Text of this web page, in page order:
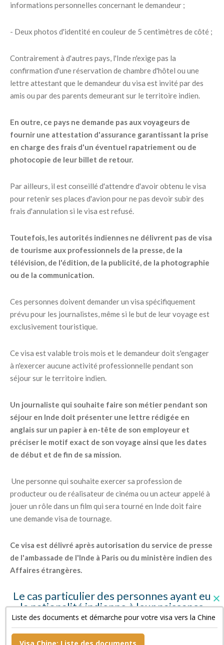
informations personnelles concernant le demandeur ;
- Deux photos d'identité en couleur de 5 centimètres de côté ;
Contrairement à d'autres pays, l'Inde n'exige pas la
confirmation d'une réservation de chambre d'hôtel ou une
lettre attestant que le demandeur du visa est invité par des
amis ou par des parents demeurant sur le territoire indien.
En outre, ce pays ne demande pas aux voyageurs de
fournir une attestation d'assurance garantissant la prise
en charge des frais d'un éventuel rapatriement ou de
photocopie de leur billet de retour.
Par ailleurs, il est conseillé d'attendre d'avoir obtenu le visa
pour retenir ses places d'avion pour ne pas devoir subir des
frais d'annulation si le visa est refusé.
Toutefois, les autorités indiennes ne délivrent pas de visa
de tourisme aux professionnels de la presse, de la
télévision, de l'édition, de la publicité, de la photographie
ou de la communication.
Ces personnes doivent demander un visa spécifiquement
prévu pour les journalistes, même si le but de leur voyage est
exclusivement touristique.
Ce visa est valable trois mois et le demandeur doit s'engager
à n'exercer aucune activité professionnelle pendant son
séjour sur le territoire indien.
Un journaliste qui souhaite faire son métier pendant son
séjour en Inde doit présenter une lettre rédigée en
anglais sur un papier à en-tête de son employeur et
préciser le motif exact de son voyage ainsi que les dates
de début et de fin de sa mission.
Une personne qui souhaite exercer sa profession de
producteur ou de réalisateur de cinéma ou un acteur appelé à
jouer un rôle dans un film qui sera tourné en Inde doit faire
une demande visa de tournage.
Ce visa est délivré après autorisation du service de presse
de l'ambassade de l'Inde à Paris ou du ministère indien des
Affaires étrangères.
Le cas particulier des personnes ayant eu
la nationalité indienne à leur naissance
Ces personnes doivent fournir des copies de leur « Surrender
Certificate » et de leur passeport indien annulé ainsi qu'une
Liste des documents et démarche pour votre visa vers la Chine
Visa Chine: Liste des documents